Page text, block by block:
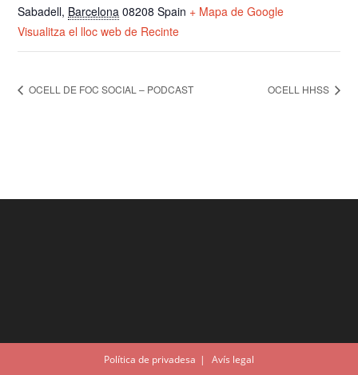
Sabadell, Barcelona 08208 Spain + Mapa de Google
Visualitza el lloc web de Recinte
OCELL DE FOC SOCIAL – PODCAST OCELL HHSS
Política de privadesa Avís legal